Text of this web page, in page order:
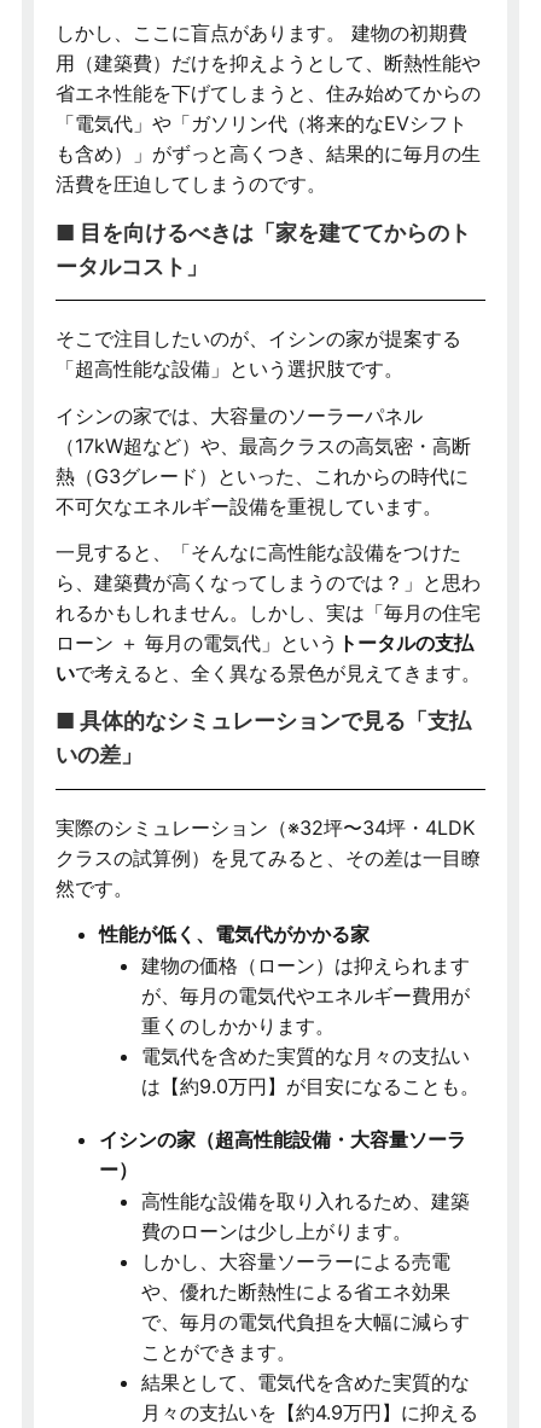
しかし、ここに盲点があります。 建物の初期費
用（建築費）だけを抑えようとして、断熱性能や
省エネ性能を下げてしまうと、住み始めてからの
「電気代」や「ガソリン代（将来的なEVシフト
も含め）」がずっと高くつき、結果的に毎月の生
活費を圧迫してしまうのです。
■ 目を向けるべきは「家を建ててからのト
ータルコスト」
そこで注目したいのが、イシンの家が提案する
「超高性能な設備」という選択肢です。
イシンの家では、大容量のソーラーパネル
（17kW超など）や、最高クラスの高気密・高断
熱（G3グレード）といった、これからの時代に
不可欠なエネルギー設備を重視しています。
一見すると、「そんなに高性能な設備をつけた
ら、建築費が高くなってしまうのでは？」と思わ
れるかもしれません。しかし、実は「毎月の住宅
ローン ＋ 毎月の電気代」という トータルの支払
いで考えると、全く異なる景色が見えてきます。
■ 具体的なシミュレーションで見る「支払
いの差」
実際のシミュレーション（※32坪〜34坪・4LDK
クラスの試算例）を見てみると、その差は一目瞭
然です。
性能が低く、電気代がかかる家
建物の価格（ローン）は抑えられます
が、毎月の電気代やエネルギー費用が
重くのしかかります。
電気代を含めた実質的な月々の支払い
は【約9.0万円】が目安になることも。
イシンの家（超高性能設備・大容量ソーラ
ー）
高性能な設備を取り入れるため、建築
費のローンは少し上がります。
しかし、大容量ソーラーによる売電
や、優れた断熱性による省エネ効果
で、毎月の電気代負担を大幅に減らす
ことができます。
結果として、電気代を含めた実質的な
月々の支払いを【約4.9万円】に抑える